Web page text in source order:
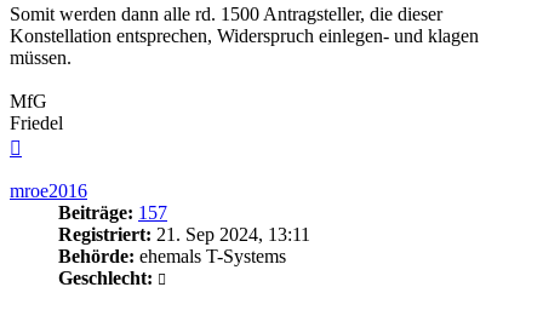
Somit werden dann alle rd. 1500 Antragsteller, die dieser
Konstellation entsprechen, Widerspruch einlegen- und klagen
müssen.
MfG
Friedel
mroe2016
Beiträge: 157
Registriert: 21. Sep 2024, 13:11
Behörde: ehemals T-Systems
Geschlecht: